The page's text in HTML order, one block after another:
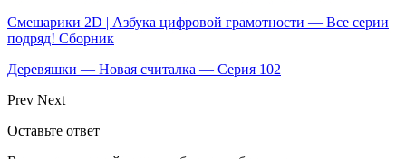
Смешарики 2D | Азбука цифровой грамотности — Все серии
подряд! Сборник
Деревяшки — Новая считалка — Серия 102
Prev Next
Оставьте ответ